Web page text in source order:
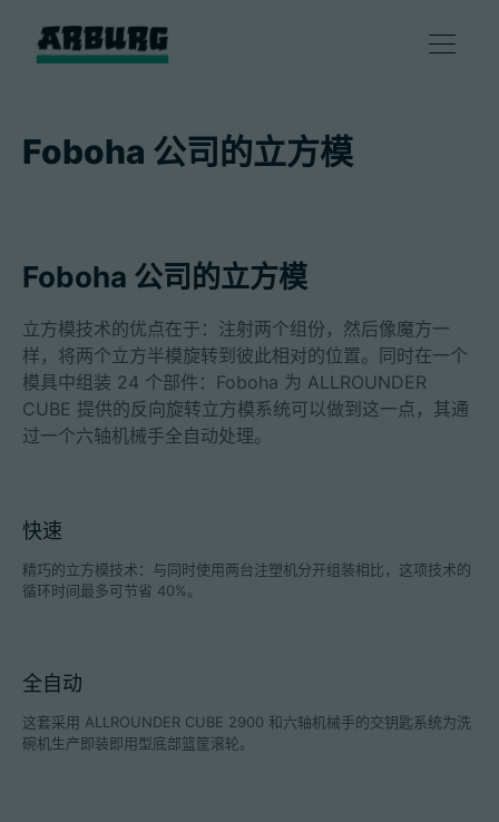
咨询和服务
智慧制造
企业
合作伙伴门户网站
Foboha 公司的立方模
Foboha 公司的立方模
立方模技术的优点在于：注射两个组份，然后像魔方一
样，将两个立方半模旋转到彼此相对的位置。同时在一个
模具中组装 24 个部件：Foboha 为 ALLROUNDER
CUBE 提供的反向旋转立方模系统可以做到这一点，其通
过一个六轴机械手全自动处理。
快速
精巧的立方模技术：与同时使用两台注塑机分开组装相比，这项技术的
循环时间最多可节省 40%。
全自动
这套采用 ALLROUNDER CUBE 2900 和六轴机械手的交钥匙系统为洗
碗机生产即装即用型底部篮筐滚轮。